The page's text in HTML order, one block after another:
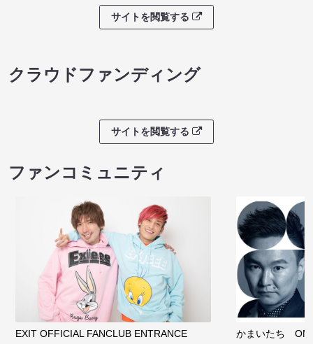
サイトを閲覧する
クラウドファンディング
サイトを閲覧する
ファンコミュニティ
EXIT OFFICIAL FANCLUB ENTRANCE かまいたち